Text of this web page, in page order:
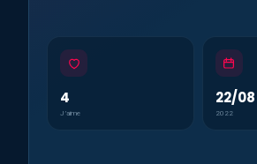
4
J’aime
22/08
2022